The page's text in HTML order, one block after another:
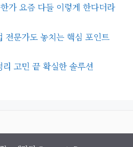
가 요즘 다들 이렇게 한다더라
전문가도 놓치는 핵심 포인트
고민 끝 확실한 솔루션